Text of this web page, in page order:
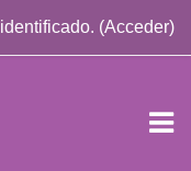
(Acceder)